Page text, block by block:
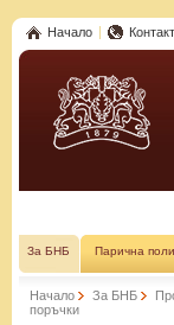
Начало
За БНБ Парична
Начало За БНБ
поръчки